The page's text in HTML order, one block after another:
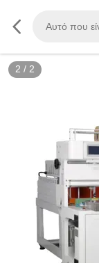
2 / 2